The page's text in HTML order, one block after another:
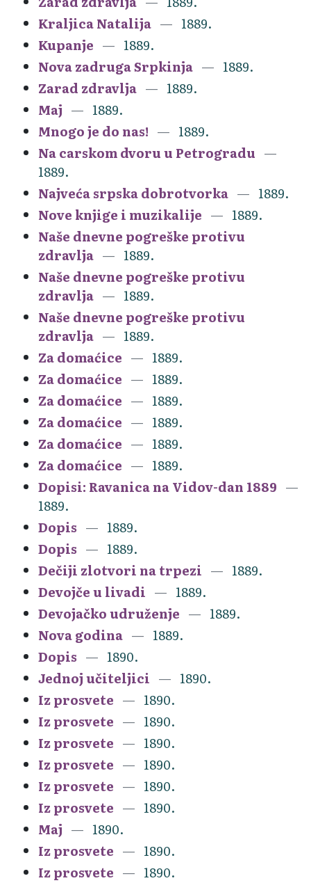
Kraljica Natalija
1889.
Kupanje
1889.
Nova zadruga Srpkinja
1889.
Zarad zdravlja
1889.
Maj
1889.
Mnogo je do nas!
1889.
Na carskom dvoru u Petrogradu
1889.
Najveća srpska dobrotvorka
1889.
Nove knjige i muzikalije
1889.
Naše dnevne pogreške protivu
zdravlja
1889.
Naše dnevne pogreške protivu
zdravlja
1889.
Naše dnevne pogreške protivu
zdravlja
1889.
Za domaćice
1889.
Za domaćice
1889.
Za domaćice
1889.
Za domaćice
1889.
Za domaćice
1889.
Za domaćice
1889.
Dopisi: Ravanica na Vidov-dan 1889
1889.
Dopis
1889.
Dopis
1889.
Dečiji zlotvori na trpezi
1889.
Devojče u livadi
1889.
Devojačko udruženje
1889.
Nova godina
1889.
Dopis
1890.
Jednoj učiteljici
1890.
Iz prosvete
1890.
Iz prosvete
1890.
Iz prosvete
1890.
Iz prosvete
1890.
Iz prosvete
1890.
Iz prosvete
1890.
Maj
1890.
Iz prosvete
1890.
Iz prosvete
1890.